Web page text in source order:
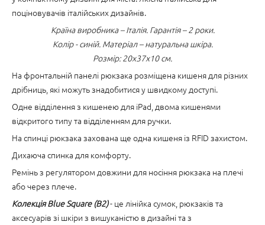
поціновувачів італійських дизайнів.
Країна виробника – Італія. Гарантія – 2 роки.
Колір - синій. Матеріал – натуральна шкіра.
Розмір: 20x37x10 см.
На фронтальній панелі рюкзака розміщена кишеня для різних
дрібниць, які можуть знадобитися у швидкому доступі.
Одне відділення з кишенею для iPad, двома кишенями
відкритого типу та відділенням для ручки.
На спинці рюкзака захована ще одна кишеня із RFID захистом.
Дихаюча спинка для комфорту.
Ремінь з регулятором довжини для носіння рюкзака на плечі
або через плече.
Колекція Blue Square (B2)- це лінійка сумок, рюкзаків та
аксесуарів зі шкіри з вишуканістю в дизайні та з